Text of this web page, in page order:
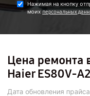
Нажимая на кнопку
моихперсональных
Цена ремонта
Haier ES80V-
Дата обновления